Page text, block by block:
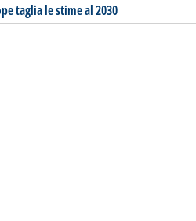
taglia le stime al 2030